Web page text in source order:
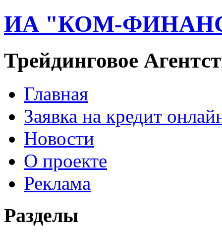
ИА "КОМ-
Трейдинговое
Главная
Заявка на кредит
Новости
О проекте
Реклама
Разделы